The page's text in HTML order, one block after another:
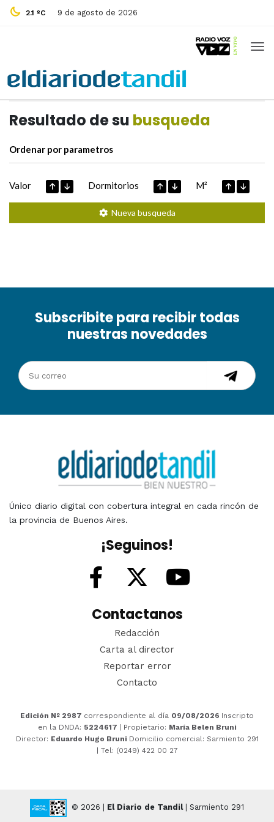
2.1 ºC 9 de agosto de 2026
Resultado de su busqueda
Ordenar por parametros
Valor Dormitorios M²
Nueva busqueda
Subscribite para recibir todas
nuestras novedades
Único diario digital con cobertura integral en cada rincón de
la provincia de Buenos Aires.
¡Seguinos!
Contactanos
Redacción
Carta al director
Reportar error
Contacto
Edición Nº 2987 correspondiente al día 09/08/2026 Inscripto
en la DNDA: 5224617 | Propietario: María Belen Bruni
Director: Eduardo Hugo Bruni Domicilio comercial: Sarmiento 291
| Tel: (0249) 422 00 27
© 2026 | El Diario de Tandil| Sarmiento 291